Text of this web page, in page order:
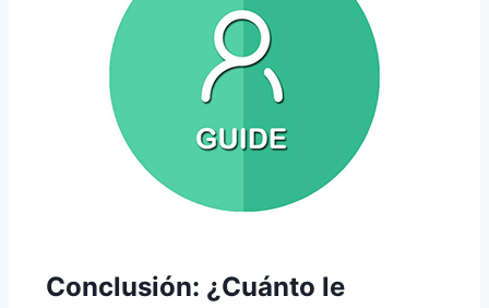
Conclusión: ¿Cuánto le